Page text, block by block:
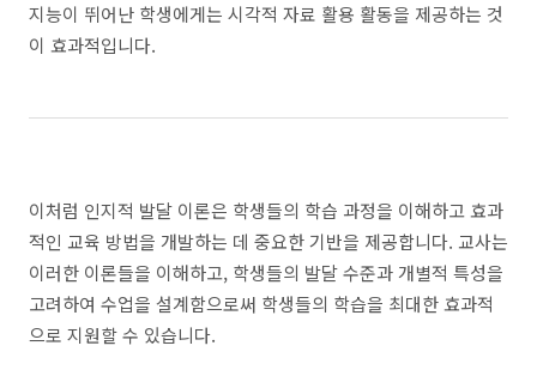
지능이 뛰어난 학생에게는 시각적 자료 활용 활동을 제공하는 것
이 효과적입니다.
이처럼 인지적 발달 이론은 학생들의 학습 과정을 이해하고 효과
적인 교육 방법을 개발하는 데 중요한 기반을 제공합니다. 교사는
이러한 이론들을 이해하고, 학생들의 발달 수준과 개별적 특성을
고려하여 수업을 설계함으로써 학생들의 학습을 최대한 효과적
으로 지원할 수 있습니다.